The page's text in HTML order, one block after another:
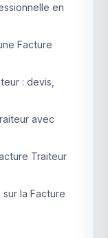
en
Facture
: devis,
avec
Traiteur
la Facture